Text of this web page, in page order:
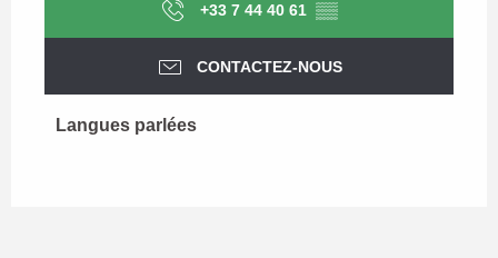
+33 7 44 40 61 ▒▒
CONTACTEZ-NOUS
Langues parlées
Langues parlées